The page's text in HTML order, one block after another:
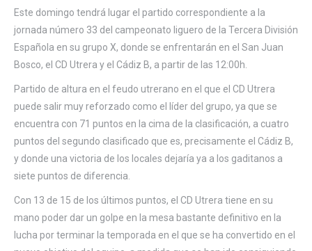
Este domingo tendrá lugar el partido correspondiente a la
jornada número 33 del campeonato liguero de la Tercera División
Española en su grupo X, donde se enfrentarán en el San Juan
Bosco, el CD Utrera y el Cádiz B, a partir de las 12:00h.
Partido de altura en el feudo utrerano en el que el CD Utrera
puede salir muy reforzado como el líder del grupo, ya que se
encuentra con 71 puntos en la cima de la clasificación, a cuatro
puntos del segundo clasificado que es, precisamente el Cádiz B,
y donde una victoria de los locales dejaría ya a los gaditanos a
siete puntos de diferencia.
Con 13 de 15 de los últimos puntos, el CD Utrera tiene en su
mano poder dar un golpe en la mesa bastante definitivo en la
lucha por terminar la temporada en el que se ha convertido en el